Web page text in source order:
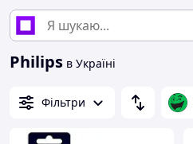
Philips в Україні
Фільтри